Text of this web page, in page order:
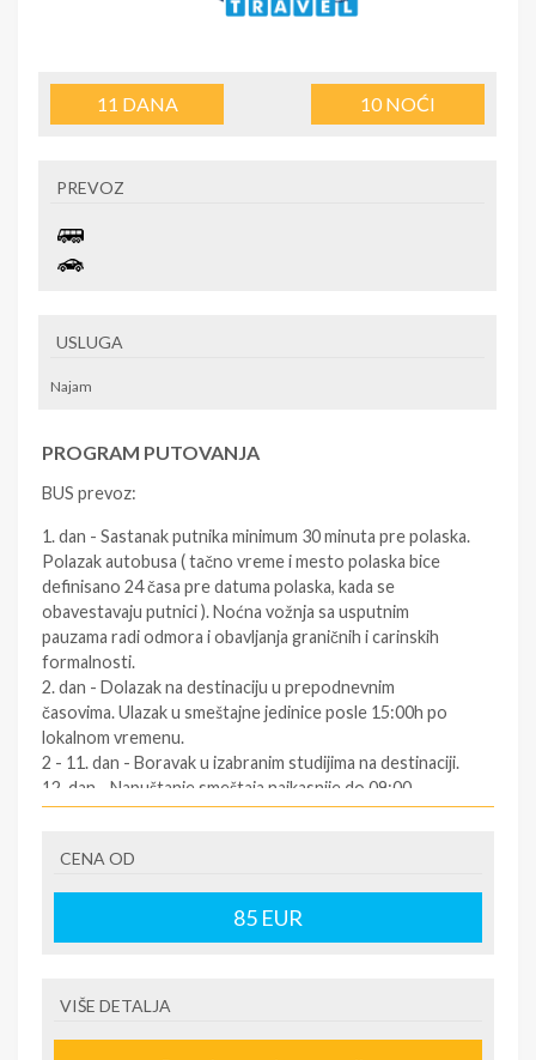
11 DANA 10NOĆI
PREVOZ
USLUGA
Najam
PROGRAM PUTOVANJA
BUS prevoz:
1. dan - Sastanak putnika minimum 30 minuta pre polaska.
Polazak autobusa ( tačno vreme i mesto polaska bice
definisano 24 časa pre datuma polaska, kada se
obavestavaju putnici ). Noćna vožnja sa usputnim
pauzama radi odmora i obavljanja graničnih i carinskih
formalnosti.
2. dan - Dolazak na destinaciju u prepodnevnim
časovima. Ulazak u smeštajne jedinice posle 15:00h po
lokalnom vremenu.
2 - 11. dan - Boravak u izabranim studijima na destinaciji.
12. dan - Napuštanje smeštaja najkasnije do 09:00
časova. Slobodno vreme. Polazak za Srbiju oko podneva
informisati se kod predstavnika agencija dan pre
povratka ).
12/13. dan - Dolazak u Srbiju u ranim jutarnjim časovima.
1.dan - Dolazak na destinaciju. Obavezno kontaktirati
CENA OD
85 EUR
VIŠE DETALJA